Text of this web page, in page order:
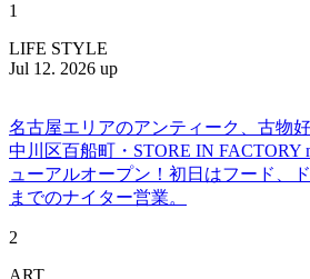
1
LIFE STYLE
Jul 12. 2026 up
名古屋エリアのアンティーク、古物
中川区百船町・STORE IN FACTORY
ューアルオープン！初日はフード、
までのナイター営業。
2